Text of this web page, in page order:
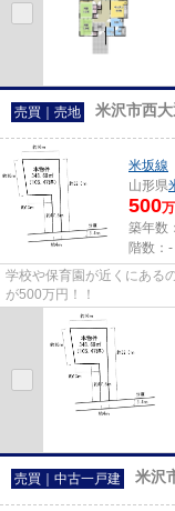
売買｜売地 米沢市西
米坂線
山形県
500
築年数
階数：-
学校や保育園が近くにある
が500万円！！
売買｜中古一戸建 米沢